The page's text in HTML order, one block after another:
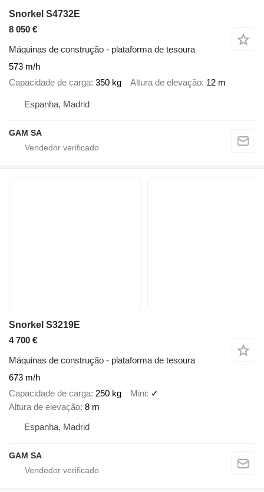
Snorkel S4732E
8 050 €
Máquinas de construção - plataforma de tesoura
573 m/h
Capacidade de carga 350 kg Altura de elevação 12 m
Espanha, Madrid
GAM SA
Snorkel S3219E
4 700 €
Máquinas de construção - plataforma de tesoura
673 m/h
Capacidade de carga 250 kg Mini ✓
Altura de elevação 8 m
Espanha, Madrid
GAM SA